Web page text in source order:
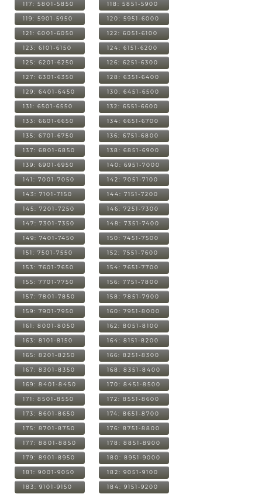
117: 5801-5850 118: 5851-5900
119: 5901-5950 120: 5951-6000
121: 6001-6050 122: 6051-6100
123: 6101-6150 124: 6151-6200
125: 6201-6250 126: 6251-6300
127: 6301-6350 128: 6351-6400
129: 6401-6450 130: 6451-6500
131: 6501-6550 132: 6551-6600
133: 6601-6650 134: 6651-6700
135: 6701-6750 136: 6751-6800
137: 6801-6850 138: 6851-6900
139: 6901-6950 140: 6951-7000
141: 7001-7050 142: 7051-7100
143: 7101-7150 144: 7151-7200
145: 7201-7250 146: 7251-7300
147: 7301-7350 148: 7351-7400
149: 7401-7450 150: 7451-7500
151: 7501-7550 152: 7551-7600
153: 7601-7650 154: 7651-7700
155: 7701-7750 156: 7751-7800
157: 7801-7850 158: 7851-7900
159: 7901-7950 160: 7951-8000
161: 8001-8050 162: 8051-8100
163: 8101-8150 164: 8151-8200
165: 8201-8250 166: 8251-8300
167: 8301-8350 168: 8351-8400
169: 8401-8450 170: 8451-8500
171: 8501-8550 172: 8551-8600
173: 8601-8650 174: 8651-8700
175: 8701-8750 176: 8751-8800
177: 8801-8850 178: 8851-8900
179: 8901-8950 180: 8951-9000
181: 9001-9050 182: 9051-9100
183: 9101-9150 184: 9151-9200